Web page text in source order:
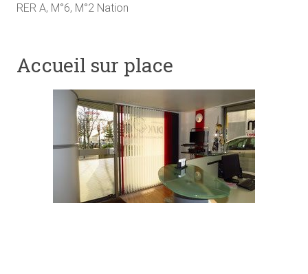
RER A, M°6, M°2 Nation
Accueil sur place